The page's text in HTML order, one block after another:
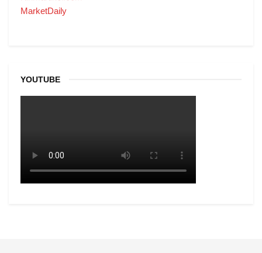
MarketDaily
YOUTUBE